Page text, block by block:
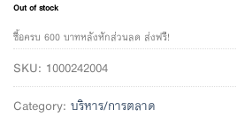
Out of stock
ซื้อครบ 600 บาทหลังหักส่วนลด ส่งฟรี!
SKU: 1000242004
Category: บริหาร/การตลาด